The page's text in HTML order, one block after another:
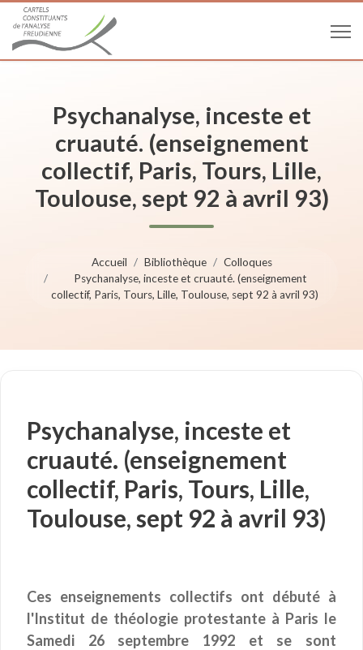
Psychanalyse, inceste et
cruauté. (enseignement
collectif, Paris, Tours, Lille,
Toulouse, sept 92 à avril 93)
Accueil Bibliothèque
Colloques
Psychanalyse, inceste et cruauté. (enseignement
collectif, Paris, Tours, Lille, Toulouse, sept 92 à avril 93)
Psychanalyse, inceste et
cruauté. (enseignement
collectif, Paris, Tours, Lille,
Toulouse, sept 92 à avril 93)
Ces enseignements collectifs ont débuté à
l'Institut de théologie protestante à Paris le
Samedi 26 septembre 1992 et se sont